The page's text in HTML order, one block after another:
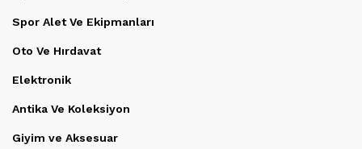
Spor Alet Ve Ekipmanları
Oto Ve Hırdavat
Elektronik
Antika Ve Koleksiyon
Giyim ve Aksesuar